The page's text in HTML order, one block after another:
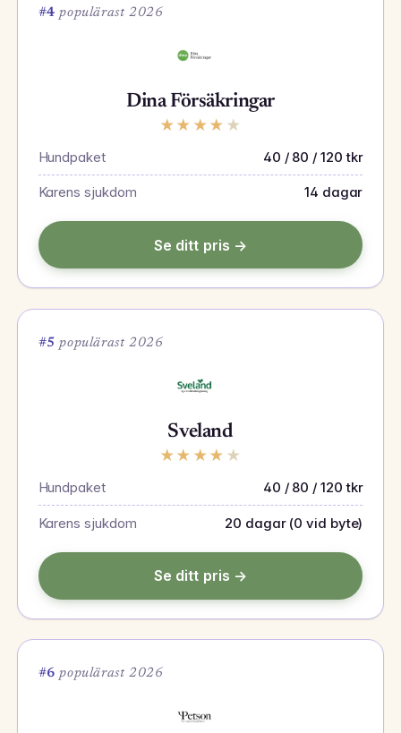
#4 populärast 2026
Dina Försäkringar
★ ★ ★ ★ ★
Hundpaket 40 / 80 / 120 tkr
Karens sjukdom 14 dagar
Se ditt pris →
#5 populärast 2026
Sveland
★ ★ ★ ★ ★
Hundpaket 40 / 80 / 120 tkr
Karens sjukdom 20 dagar (0 vid byte)
Se ditt pris →
#6 populärast 2026